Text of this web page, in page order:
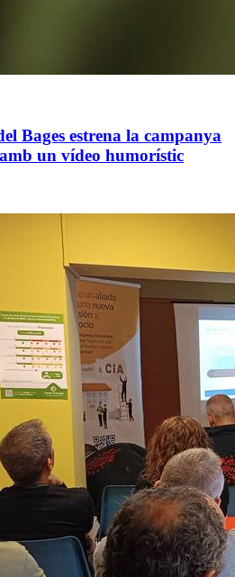
Bages estrena la campanya
un vídeo humorístic